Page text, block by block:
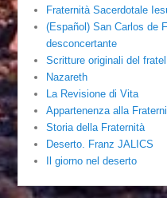
Fraternità Sacerdotale
(Español) San Carlos de
desconcertante
Scritture originali del
Nazareth
La Revisione di Vita
Appartenenza alla
Storia della Fraternità
Deserto. Franz JALICS
Il giorno nel deserto